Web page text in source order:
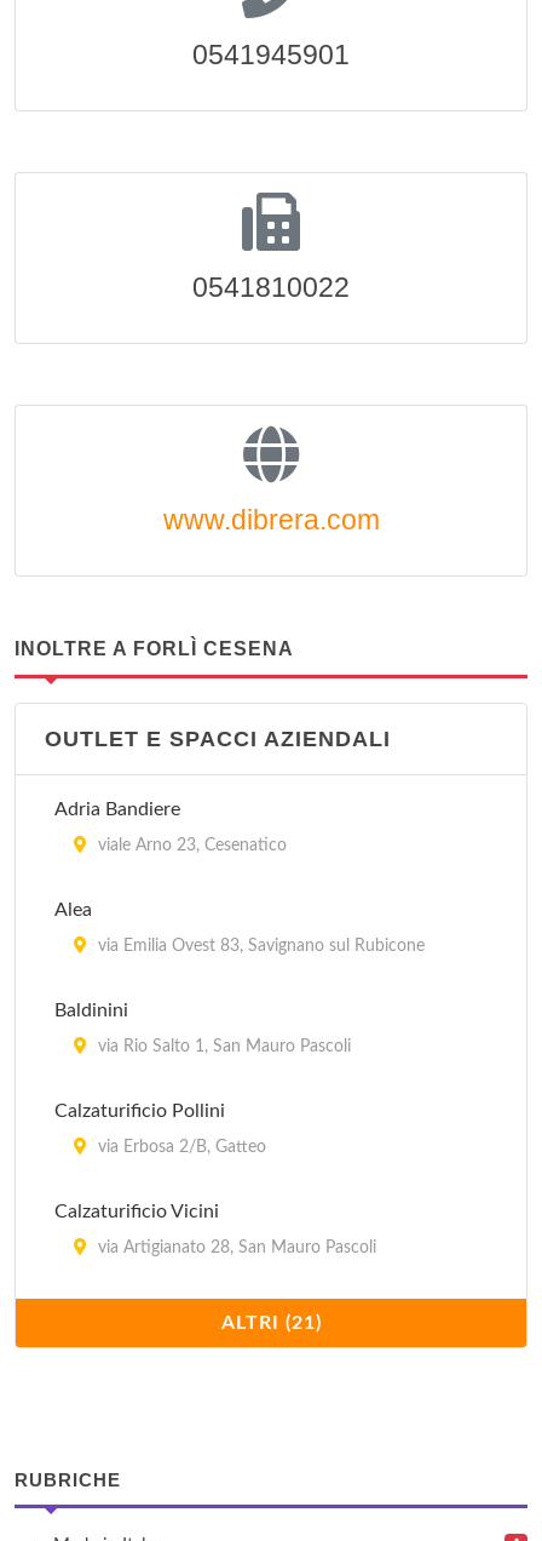
0541945901
0541810022
www.dibrera.com
INOLTRE A FORLÌ CESENA
OUTLET E SPACCI AZIENDALI
Adria Bandiere
viale Arno 23, Cesenatico
Alea
via Emilia Ovest 83, Savignano sul Rubicone
Baldinini
via Rio Salto 1, San Mauro Pascoli
Calzaturificio Pollini
via Erbosa 2/B, Gatteo
Calzaturificio Vicini
via Artigianato 28, San Mauro Pascoli
Camiceria Il Quadrifoglio
via Albert Einstein 56, Mercato Saraceno
E.G.O. Project
ALTRI (21)
RUBRICHE